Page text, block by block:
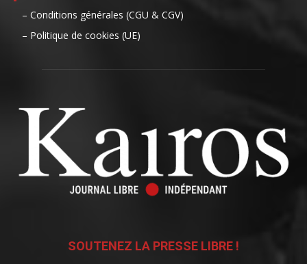
– Conditions générales (CGU & CGV)
– Politique de cookies (UE)
SOUTENEZ LA PRESSE LIBRE !